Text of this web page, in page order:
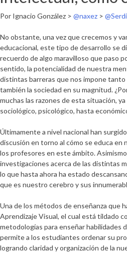
Por Ignacio González > @naxez >
No obstante, una vez que crecemos y
educacional, este tipo de desarrollo se
recuerdo de algo maravilloso que paso
sentido, la potencialidad de nuestra
distintas barreras que nos impone tanto
también la sociedad en su magnitud.
muchas las razones de esta situación,
sociológico, psicológico, hasta
Últimamente a nivel nacional han
discusión en torno al cómo se educa en
los profesores en este ámbito.
investigaciones acerca de las distintas
lo que hasta ahora ha estado
que es nuestro cerebro y sus
Una de los métodos de enseñanza que
Aprendizaje Visual, el cual está tildado
metodologías para enseñar habilidades
permite a los estudiantes ordenar su
logrando claridad y organización de la